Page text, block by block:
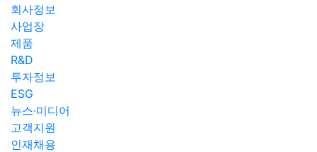
회사정보
사업장
제품
R&D
투자정보
ESG
뉴스·미디어
고객지원
인재채용